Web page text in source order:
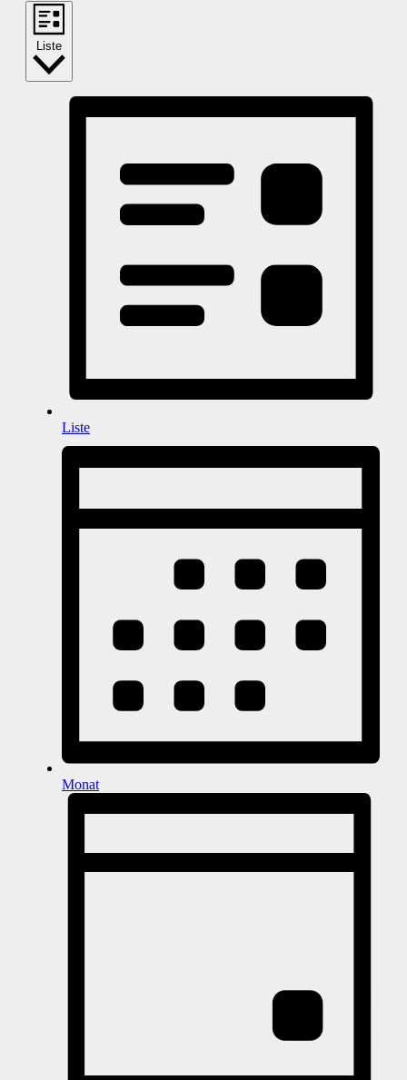
Liste
Liste
Monat